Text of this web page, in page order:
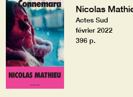
Nicolas
Actes Sud
février 2022
396 p.